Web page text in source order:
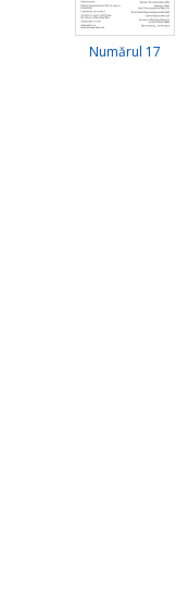
Numărul 17